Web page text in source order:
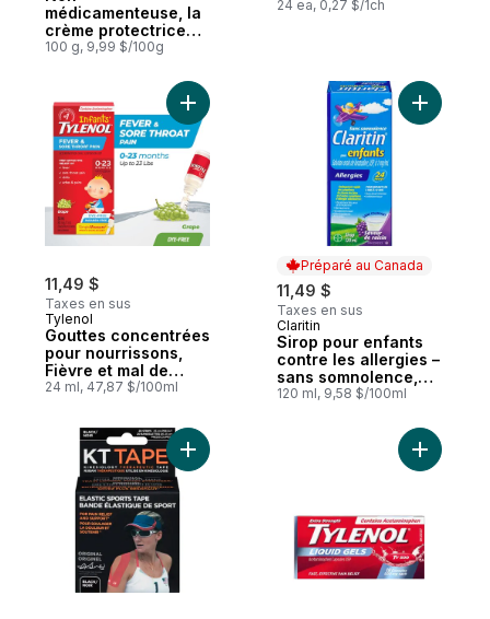
médicamenteuse, la
crème protectrice
quotidienne
100 g, 9,99 $/100g
24 ea, 0,27 $/1ch
11,49 $
Taxes en sus
Tylenol
Gouttes concentrées
pour nourrissons,
Fièvre et mal de
gorge, 80 mg/1 ml
24 ml, 47,87 $/100ml
Ajouter Gouttes concentrées pour
Préparé au Canada
11,49 $
Taxes en sus
Préparé au Canada
Claritin
Sirop pour enfants
contre les allergies –
sans somnolence,
soulagement durant
120 ml, 9,58 $/100ml
Ajouter
Ajouter Bande kinésiologique, noir au
Ajouter